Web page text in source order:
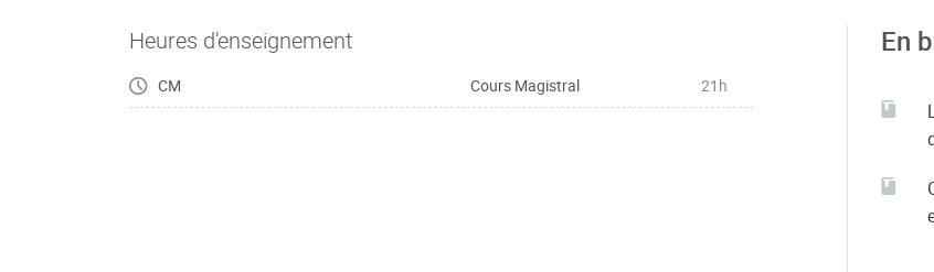
Heures d'enseignement
CM Cours Magistral 21h
En